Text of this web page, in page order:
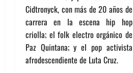
Cidtronyck, con más de 20 años de
carrera en la escena hip hop
criolla; el folk electro orgánico de
Paz Quintana; y el pop activista
afrodescendiente de Luta Cruz.